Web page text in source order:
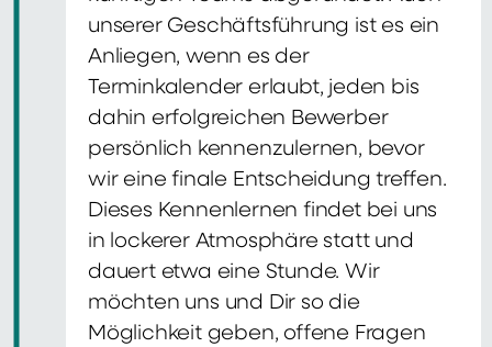
unserer Geschäftsführung ist es ein
Anliegen, wenn es der
Terminkalender erlaubt, jeden bis
dahin erfolgreichen Bewerber
persönlich kennenzulernen, bevor
wir eine finale Entscheidung treffen.
Dieses Kennenlernen findet bei uns
in lockerer Atmosphäre statt und
dauert etwa eine Stunde. Wir
möchten uns und Dir so die
Möglichkeit geben, offene Fragen